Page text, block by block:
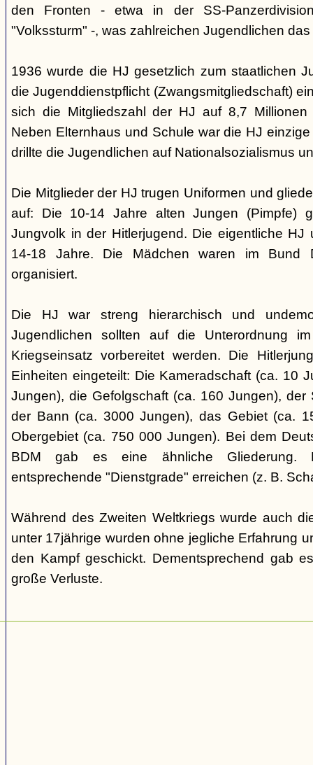
den Fronten - etwa in der SS-
"Volkssturm" -, was zahlreichen Jugendlichen
1936 wurde die HJ gesetzlich zum staatlichen
die Jugenddienstpflicht (Zwangsmitgliedschaft)
sich die Mitgliedszahl der HJ auf 8,7 Millionen
Neben Elternhaus und Schule war die HJ
drillte die Jugendlichen auf Nationalsozialismus
Die Mitglieder der HJ trugen Uniformen und
auf: Die 10-14 Jahre alten Jungen (Pimpfe)
Jungvolk in der Hitlerjugend. Die eigentliche HJ
14-18 Jahre. Die Mädchen waren im Bund
organisiert.
Die HJ war streng hierarchisch und
Jugendlichen sollten auf die Unterordnung
Kriegseinsatz vorbereitet werden. Die
Einheiten eingeteilt: Die Kameradschaft (ca. 10
Jungen), die Gefolgschaft (ca. 160 Jungen), der
der Bann (ca. 3000 Jungen), das Gebiet (ca.
Obergebiet (ca. 750 000 Jungen). Bei dem
BDM gab es eine ähnliche Gliederung.
entsprechende "Dienstgrade" erreichen (z. B.
Während des Zweiten Weltkriegs wurde auch
unter 17jährige wurden ohne jegliche Erfahrung
den Kampf geschickt. Dementsprechend gab
große Verluste.